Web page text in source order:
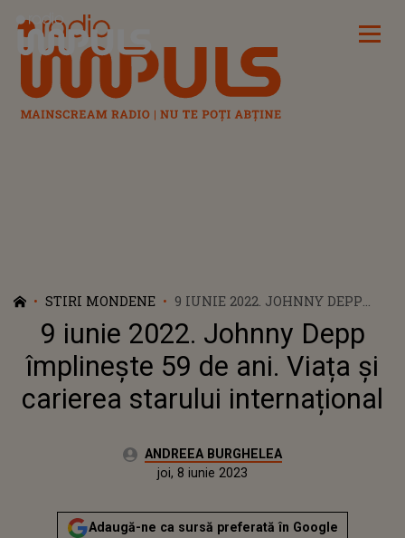
Radio Impuls
STIRI MONDENE
9 IUNIE 2022. JOHNNY DEPP
ÎMPLINEȘTE 59 DE ANI. VIAȚA
ȘI CARIEREA STARULUI
INTERNAȚIONAL
9 iunie 2022. Johnny Depp
împlinește 59 de ani. Viața și
carierea starului internațional
Autor:ANDREEA BURGHELEA
Actualizat:
joi, 8 iunie 2023
Adaugă-ne ca sursă preferată în Google